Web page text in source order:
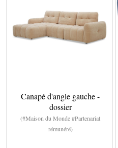
Canapé d'angle gauche -
dossier
(#Maison du Monde #Partenariat
rémunéré)